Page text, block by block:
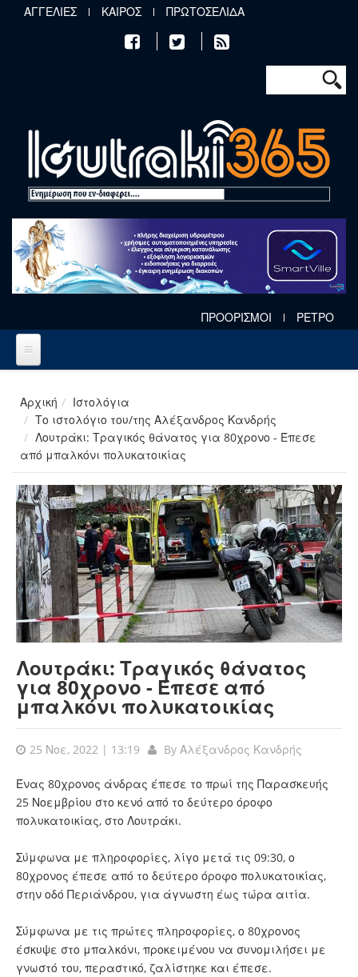
Παράκαμψη προς το κυρίως περιεχόμενο
ΑΓΓΕΛΙΕΣ ΚΑΙΡΟΣ ΠΡΩΤΟΣΕΛΙΔΑ
Φόρμα
Αναζήτηση
ΠΡΟΟΡΙΣΜΟΙ ΡΕΤΡΟ
Αρχική
Ιστολόγια
Το ιστολόγιο του/της Αλέξανδρος Κανδρής
Λουτράκι: Τραγικός θάνατος για 80χρονο - Έπεσε
από μπαλκόνι πολυκατοικίας
Λουτράκι: Τραγικός θάνατος
για 80χρονο - Έπεσε από
μπαλκόνι πολυκατοικίας
25 Νοε, 2022 | 13:19 By Αλέξανδρος Κανδρής
Ένας 80χρονος άνδρας έπεσε το πρωί της Παρασκευής
25 Νοεμβρίου στο κενό από το δεύτερο όροφο
πολυκατοικίας, στο Λουτράκι.
Σύμφωνα με πληροφορίες, λίγο μετά τις 09:30, ο
80χρονος έπεσε από το δεύτερο όροφο πολυκατοικίας,
στην οδό Περιάνδρου, για άγνωστη έως τώρα αιτία.
Σύμφωνα με τις πρώτες πληροφορίες, ο 80χρονος
έσκυψε στο μπαλκόνι, προκειμένου να συνομιλήσει με
γνωστό του, περαστικό, ζαλίστηκε και έπεσε.